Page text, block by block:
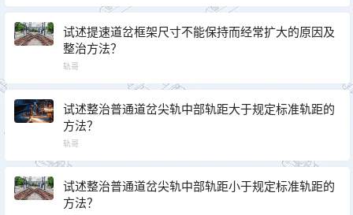
试述提速道岔框架尺寸不能保持而经常扩大的原因及
整治方法？
轨哥
试述整治普通道岔尖轨中部轨距大于规定标准轨距的
方法？
轨哥
试述整治普通道岔尖轨中部轨距小于规定标准轨距的
方法？